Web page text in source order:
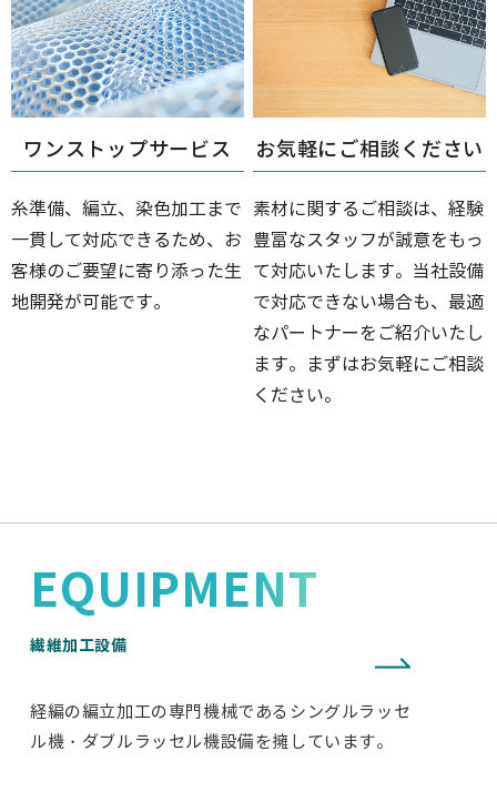
ワンストップサービス
糸準備、編立、染色加工まで
一貫して対応できるため、お
客様のご要望に寄り添った生
地開発が可能です。
お気軽にご相談ください
素材に関するご相談は、経験
豊富なスタッフが誠意をもっ
て対応いたします。当社設備
で対応できない場合も、最適
なパートナーをご紹介いたし
ます。まずはお気軽にご相談
ください。
EQUIPMENT
繊維加工設備
経編の編立加工の専門機械であるシングルラッセ
ル機・ダブルラッセル機設備を擁しています。